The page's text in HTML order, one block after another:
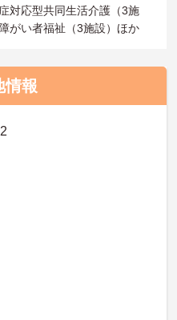
対応型共同生活介護（3施
がい者福祉（3施設）ほか
情報